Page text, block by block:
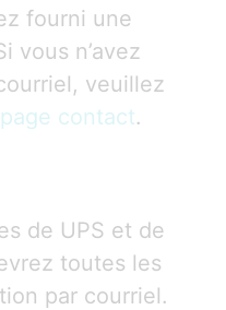
fourni une
vous n’avez
veuillez
contact.
de UPS et de
toutes les
par courriel.